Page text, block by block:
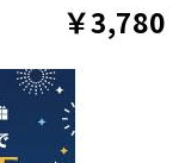
￥3,780